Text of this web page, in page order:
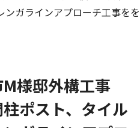
ガラインアプローチ工事をを
様邸外構工事
ポスト、タイル